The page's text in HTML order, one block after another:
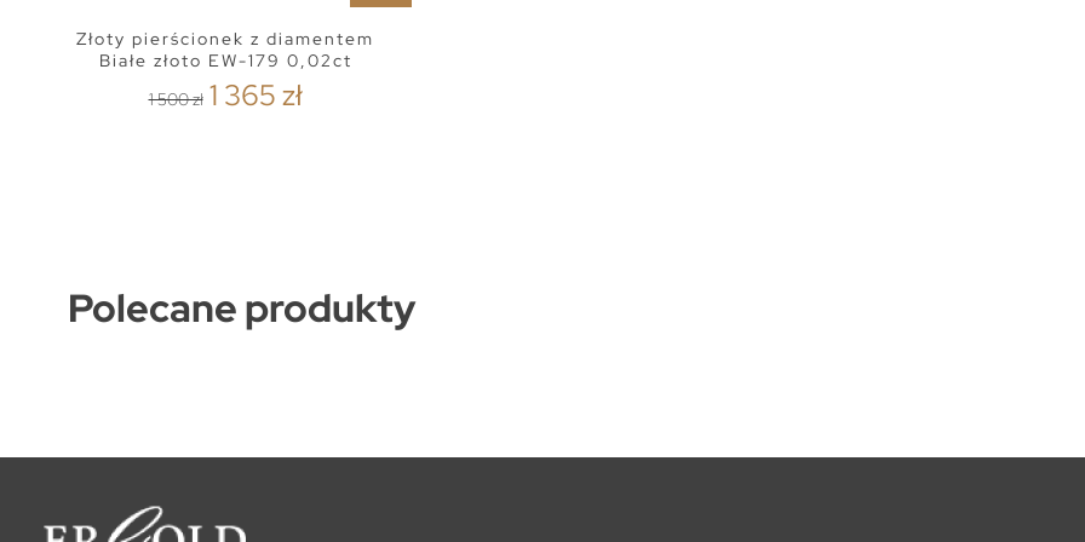
Złoty pierścionek z diamentem
Białe złoto EW-179 0,02ct
1 500 zł 1 365 zł
Polecane produkty